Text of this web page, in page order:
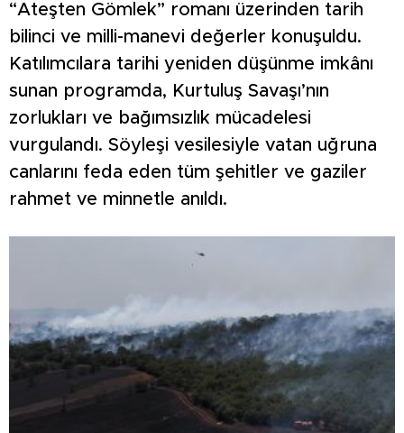
“Ateşten Gömlek” romanı üzerinden tarih
bilinci ve milli-manevi değerler konuşuldu.
Katılımcılara tarihi yeniden düşünme imkânı
sunan programda, Kurtuluş Savaşı’nın
zorlukları ve bağımsızlık mücadelesi
vurgulandı. Söyleşi vesilesiyle vatan uğruna
canlarını feda eden tüm şehitler ve gaziler
rahmet ve minnetle anıldı.